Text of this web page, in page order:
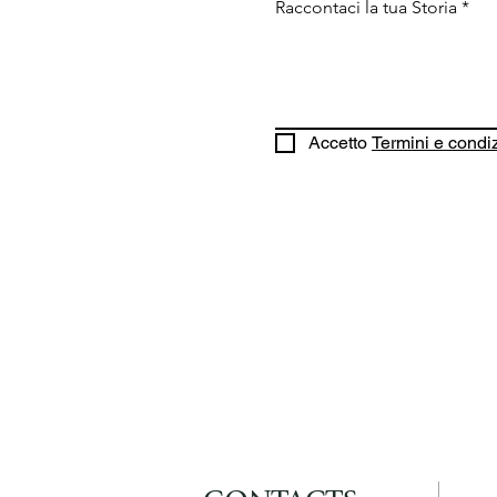
Raccontaci la tua Storia *
Accetto Termini e